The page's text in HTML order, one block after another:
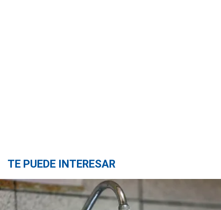
TE PUEDE INTERESAR